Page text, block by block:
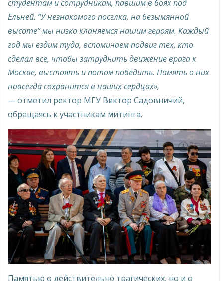
студентам и сотрудникам, павшим в боях под
Ельней. “У незнакомого поселка, на безымянной
высоте” мы низко кланяемся нашим героям. Каждый
год мы ездим туда, вспоминаем подвиг тех, кто
сделал все, чтобы затруднить движение врага к
Москве, выстоять и потом победить. Память о них
навсегда сохранится в наших сердцах»,
—отметил ректор МГУ Виктор Садовничий,
обращаясь к участникам митинга.
Памятью о действительно трагических, но и о